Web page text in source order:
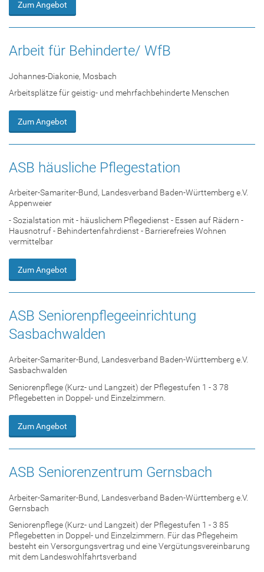
Zum Angebot
Arbeit für Behinderte/ WfB
Johannes-Diakonie, Mosbach
Arbeitsplätze für geistig- und mehrfachbehinderte Menschen
Zum Angebot
ASB häusliche Pflegestation
Arbeiter-Samariter-Bund, Landesverband Baden-Württemberg e.V.
Appenweier
- Sozialstation mit - häuslichem Pflegedienst - Essen auf Rädern -
Hausnotruf - Behindertenfahrdienst - Barrierefreies Wohnen
vermittelbar
Zum Angebot
ASB Seniorenpflegeeinrichtung
Sasbachwalden
Arbeiter-Samariter-Bund, Landesverband Baden-Württemberg e.V.
Sasbachwalden
Seniorenpflege (Kurz- und Langzeit) der Pflegestufen 1 - 3 78
Pflegebetten in Doppel- und Einzelzimmern.
Zum Angebot
ASB Seniorenzentrum Gernsbach
Arbeiter-Samariter-Bund, Landesverband Baden-Württemberg e.V.
Gernsbach
Seniorenpflege (Kurz- und Langzeit) der Pflegestufen 1 - 3 85
Pflegebetten in Doppel- und Einzelzimmern. Für das Pflegeheim
besteht ein Versorgungsvertrag und eine Vergütungsvereinbarung
mit dem Landeswohlfahrtsverband